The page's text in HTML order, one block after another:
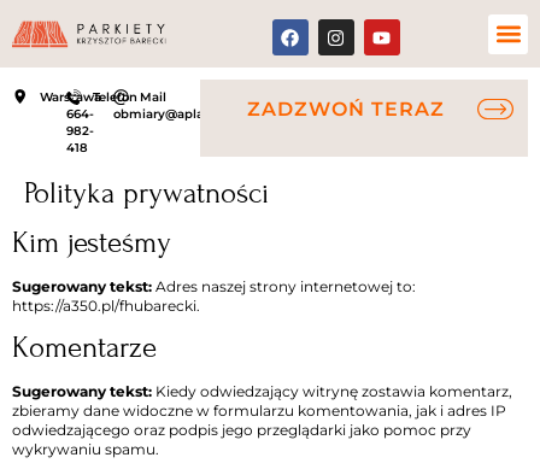
WarszawaTelefon
664-
982-
418
Mail
obmiary@aplauz.net.plZADZWOŃ TERAZ
Polityka prywatności
Kim jesteśmy
Sugerowany tekst: Adres naszej strony internetowej to:
https://a350.pl/fhubarecki.
Komentarze
Sugerowany tekst: Kiedy odwiedzający witrynę zostawia komentarz,
zbieramy dane widoczne w formularzu komentowania, jak i adres IP
odwiedzającego oraz podpis jego przeglądarki jako pomoc przy
wykrywaniu spamu.